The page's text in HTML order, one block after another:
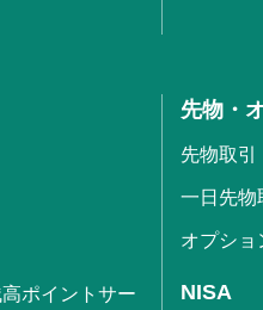
ポイントサー
先物・
先物取引
一日先物
オプショ
NISA